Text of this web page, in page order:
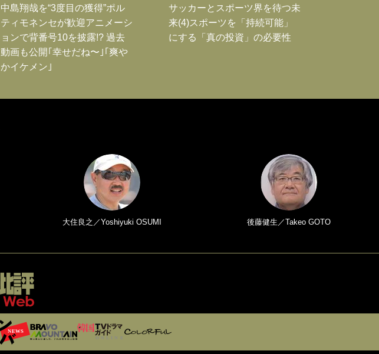
中島翔哉を“3度目の獲得”ポル
ティモネンセが歓迎アニメーシ
ョンで背番号10を披露!? 過去
動画も公開｢幸せだね〜｣｢爽や
かイケメン｣
サッカーとスポーツ界を待つ未
来(4)スポーツを「持続可能」
にする「真の投資」の必要性
大住良之／Yoshiyuki OSUMI 後藤健生／Takeo GOTO